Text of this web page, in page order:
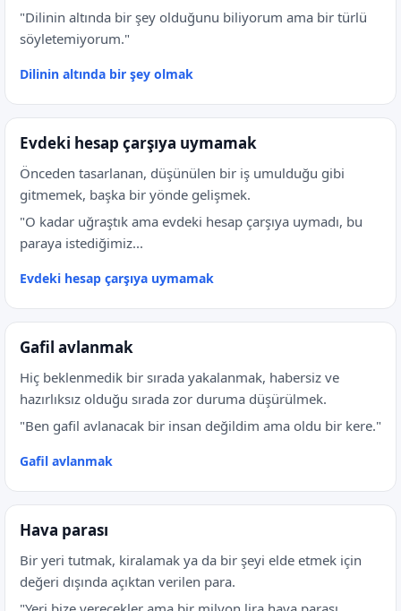
"Dilinin altında bir şey olduğunu biliyorum ama bir türlü
söyletemiyorum."
Dilinin altında bir şey olmak
Evdeki hesap çarşıya uymamak
Önceden tasarlanan, düşünülen bir iş umulduğu gibi
gitmemek, başka bir yönde gelişmek.
"O kadar uğraştık ama evdeki hesap çarşıya uymadı, bu
paraya istediğimiz...
Evdeki hesap çarşıya uymamak
Gafil avlanmak
Hiç beklenmedik bir sırada yakalanmak, habersiz ve
hazırlıksız olduğu sırada zor duruma düşürülmek.
"Ben gafil avlanacak bir insan değildim ama oldu bir kere."
Gafil avlanmak
Hava parası
Bir yeri tutmak, kiralamak ya da bir şeyi elde etmek için
değeri dışında açıktan verilen para.